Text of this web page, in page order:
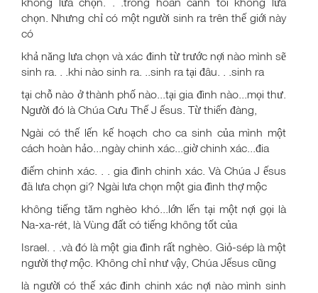
chọn. Nhưng chỉ có một người sinh ra trên thế giới này
có
khả năng lưa chọn và xác đinh từ trước nợi nào mình sẽ
sinh ra. . .khi nào sinh ra. ..sinh ra tại đâu. . .sinh ra
tại chỗ nào ở thành phố nào...tại gia đình nào...mọi thư.
Người đó là Chúa Cưu Thế J ếsus. Từ thiến đàng,
Ngài có thế lến kế hoạch cho ca sinh của mình một
cách hoàn hảo...ngày chinh xác...giờ chinh xác...đia
điếm chinh xác. . . gia đình chinh xác. Và Chúa J ếsus
đã lưa chọn gi? Ngài lưa chọn một gia đình thợ mộc
không tiếng tăm nghèo khó...lớn lến tại một nợi gọi là
Na-xa-rét, là Vùng đất có tiếng không tốt của
Israel. . .và đó là một gia đình rất nghèo. Giỏ-sép là một
người thợ mộc. Không chỉ như vậy, Chúa Jếsus cũng
là người có thế xác đinh chinh xác nợi nào mình sinh